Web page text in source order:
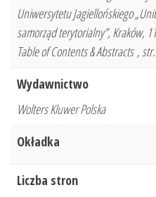
Uniwersytetu Jagiellońskiego
samorząd terytorialny”, Kraków,
Table of Contents & Abstracts ,
Wydawnictwo
Wolters Kluwer Polska
Okładka
Liczba stron